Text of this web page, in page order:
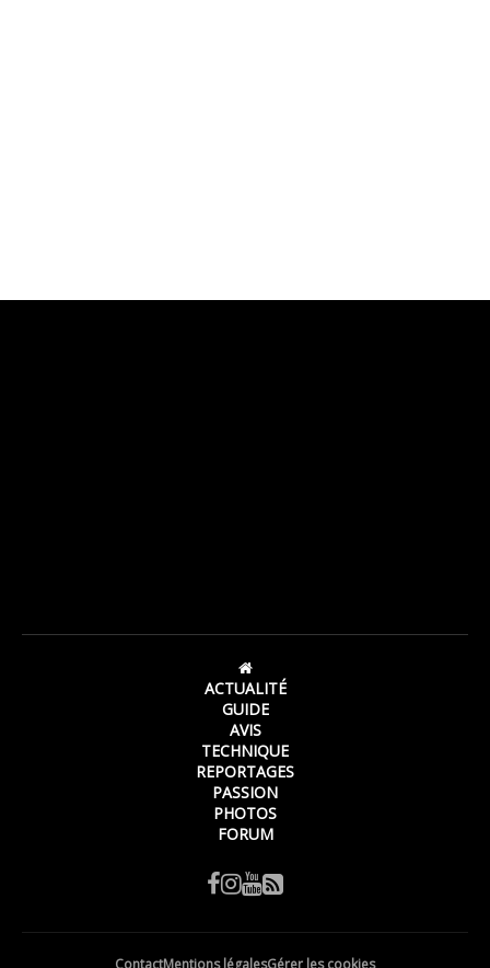
ACTUALITÉ
GUIDE
AVIS
TECHNIQUE
REPORTAGES
PASSION
PHOTOS
FORUM